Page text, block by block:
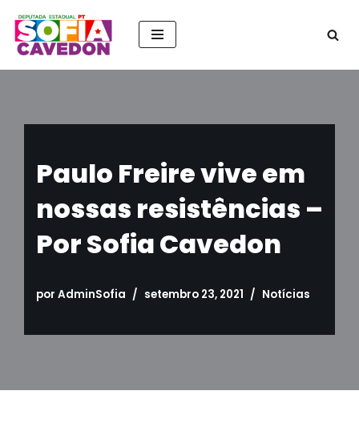
Pular
Paulo Freire vive em
nossas resistências –
Por Sofia Cavedon
por AdminSofia setembro 23, 2021 Notícias